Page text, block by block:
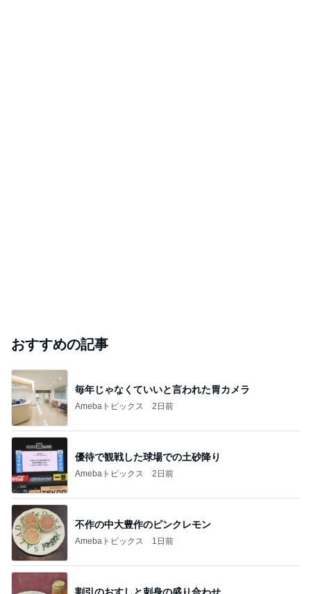
おすすめの記事
毎年じゃなくていいと言われた胃カメラ
Amebaトピックス 2日前
優待で観戦した球場での土砂降り
Amebaトピックス 2日前
不作の中大豊作のピンクレモン
Amebaトピックス 1日前
割引のおすしと刺身の盛り合わせ